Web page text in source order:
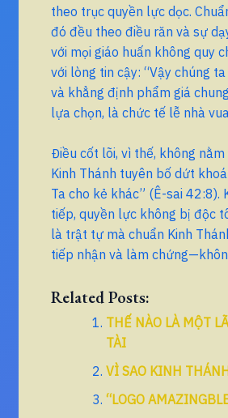
theo trục quyền lực dọc.
đó đều theo điều răn và sự
với mọi giáo huấn không quy
với lòng tin cậy: “Vậy chúng
và khẳng định phẩm giá
lựa chọn, là chức tế lễ nhà
Điều cốt lõi, vì thế, không
Kinh Thánh tuyên bố dứt
Ta cho kẻ khác” (Ê-sai 42:8).
tiếp, quyền lực không bị độc
là trật tự mà chuẩn Kinh
tiếp nhận và làm
Related Posts:
THẾ NÀO LÀ MỘT
TÀI
VÌ SAO KINH
“LOGO